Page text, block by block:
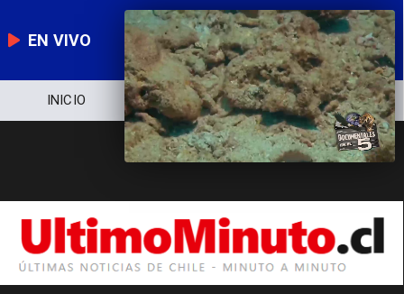
EN VIVO
INICIO NOTICIERO POLÍTICA